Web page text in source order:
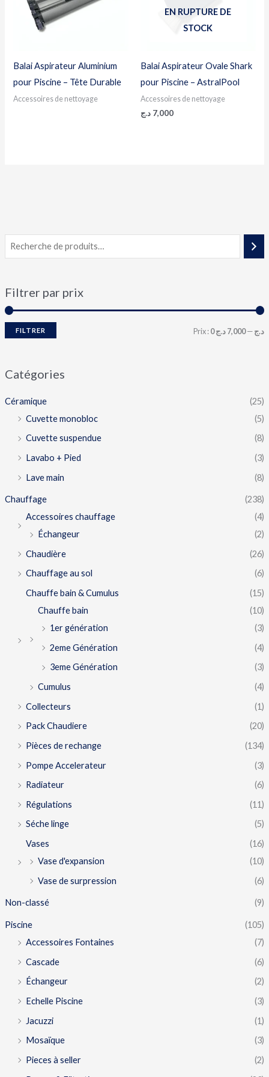
Filtrer par prix
FILTRER Prix : 0 د.ج—7,000 د.ج
Catégories
Céramique
(25)
Cuvette monobloc
(5)
Cuvette suspendue
(8)
Lavabo + Pied
(3)
Lave main
(8)
Chauffage
(238)
Accessoires chauffage
(4)
Échangeur
(2)
Chaudière
(26)
Chauffage au sol
(6)
Chauffe bain & Cumulus
(15)
Chauffe bain
(10)
1er génération
(3)
2eme Génération
(4)
3eme Génération
(3)
Cumulus
(4)
Collecteurs
(1)
Pack Chaudiere
(20)
Pièces de rechange
(134)
Pompe Accelerateur
(3)
Radiateur
(6)
Régulations
(11)
Séche linge
(5)
Vases
(16)
Vase d'expansion
(10)
Vase de surpression
(6)
Non-classé (9)
Piscine
(105)
Accessoires Fontaines
(7)
Cascade
(6)
Échangeur
(2)
Echelle Piscine
(3)
Jacuzzi
(1)
Mosaïque
(3)
Pieces à seller
(2)
Balai Aspirateur Aluminium
pour Piscine – Tête Durable
Accessoires de nettoyage
EN RUPTURE DE
STOCK
Balai Aspirateur Ovale Shark
pour Piscine – AstralPool
Accessoires de nettoyage
7,000 د.ج